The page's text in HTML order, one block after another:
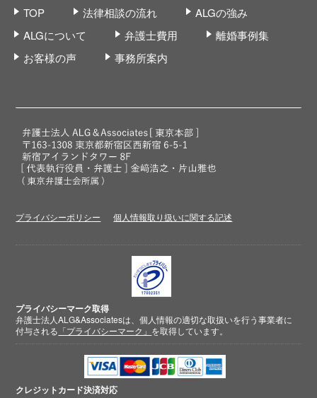
TOP 法律相談の流れ
ALGの強み
ALGについて
弁護士費用
離婚事例集
お客様の声
事務所案内
プライバシーポリシー 個人情報取り扱いに関する記述
プライバシーマーク取得
弁護士法人ALG&Associatesは、個人情報の適切な取扱いを行う事業者に
付与される 「プライバシーマーク」 を取得しています。
クレジットカード決済対応